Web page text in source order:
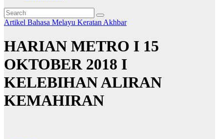
Artikel Bahasa Melayu Keratan Akhbar
HARIAN METRO I 15
OKTOBER 2018 I
KELEBIHAN ALIRAN
KEMAHIRAN